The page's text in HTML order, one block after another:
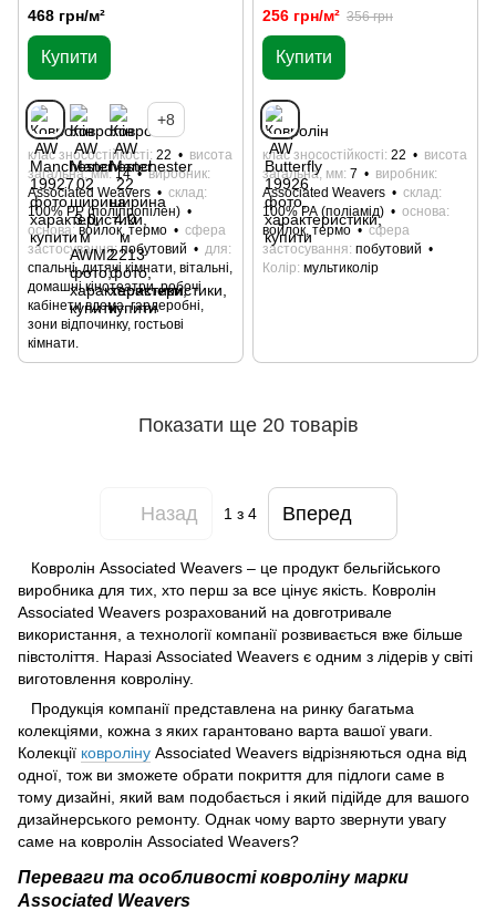
468 грн/м²
Купити
+8
клас зносостійкості 22
висота
загальна, мм 14
виробник
Associated Weavers
склад
100% РР (поліпропілен)
основа войлок, термо
сфера
застосування побутовий
для
спальні, дитячі кімнати, вітальні,
домашні кінотеатри, робочі
кабінети вдома, гардеробні,
зони відпочинку, гостьові
кімнати.
256 грн/м² 356 грн
Купити
клас зносостійкості 22
висота
загальна, мм 7
виробник
Associated Weavers
склад
100% РА (поліамід)
основа
войлок, термо
сфера
застосування побутовий
Колір мультиколір
Показати ще 20 товарів
Назад 1з 4 Вперед
Ковролін Associated Weavers – це продукт бельгійського
виробника для тих, хто перш за все цінує якість. Ковролін
Associated Weavers розрахований на довготривале
використання, а технології компанії розвивається вже більше
півстоліття. Наразі Associated Weavers є одним з лідерів у світі
виготовлення ковроліну.
Продукція компанії представлена на ринку багатьма
колекціями, кожна з яких гарантовано варта вашої уваги.
Колекції ковроліну Associated Weavers відрізняються одна від
одної, тож ви зможете обрати покриття для підлоги саме в
тому дизайні, який вам подобається і який підійде для вашого
дизайнерського ремонту. Однак чому варто звернути увагу
саме на ковролін Associated Weavers?
Переваги та особливості ковроліну марки
Associated Weavers